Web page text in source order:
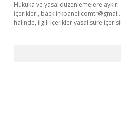
Hukuka ve yasal düzenlemelere
içerikleri,
halinde, ilgili içerikler yasal süre